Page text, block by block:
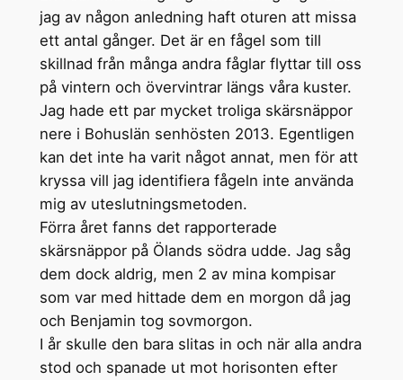
jag av någon anledning haft oturen att missa
ett antal gånger. Det är en fågel som till
skillnad från många andra fåglar flyttar till oss
på vintern och övervintrar längs våra kuster.
Jag hade ett par mycket troliga skärsnäppor
nere i Bohuslän senhösten 2013. Egentligen
kan det inte ha varit något annat, men för att
kryssa vill jag identifiera fågeln inte använda
mig av uteslutningsmetoden.
Förra året fanns det rapporterade
skärsnäppor på Ölands södra udde. Jag såg
dem dock aldrig, men 2 av mina kompisar
som var med hittade dem en morgon då jag
och Benjamin tog sovmorgon.
I år skulle den bara slitas in och när alla andra
stod och spanade ut mot horisonten efter